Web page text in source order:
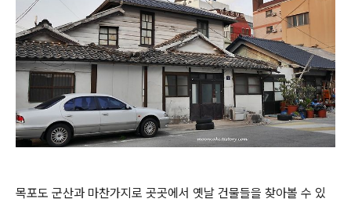
목포도 군산과 마찬가지로 곳곳에서 옛날 건물들을 찾아볼 수 있